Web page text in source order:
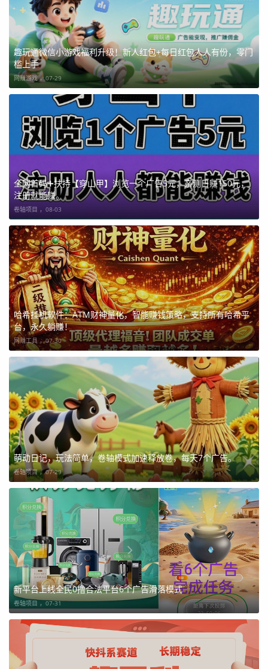
趣玩通微信小游戏福利升级！新人红包+每日红包人人有份，零门
槛上手
网赚游戏 ，07-29
全网首码➕扶持【穿山甲】浏览一个广告5元，亲测日赚150元，
注册就能赚。
卷轴项目 ， 08-03
哈希挂机软件：ATM财神量化，智能赚钱策略，支持所有哈希平
台，永久躺赚！
网赚工具 ，07-30
萌动日记，玩法简单，卷轴模式加速释放卷，每天7个广告。
卷轴项目 ，07-29
新平台上线全民0撸合法平台6个广告滑落模式
卷轴项目 ，07-31